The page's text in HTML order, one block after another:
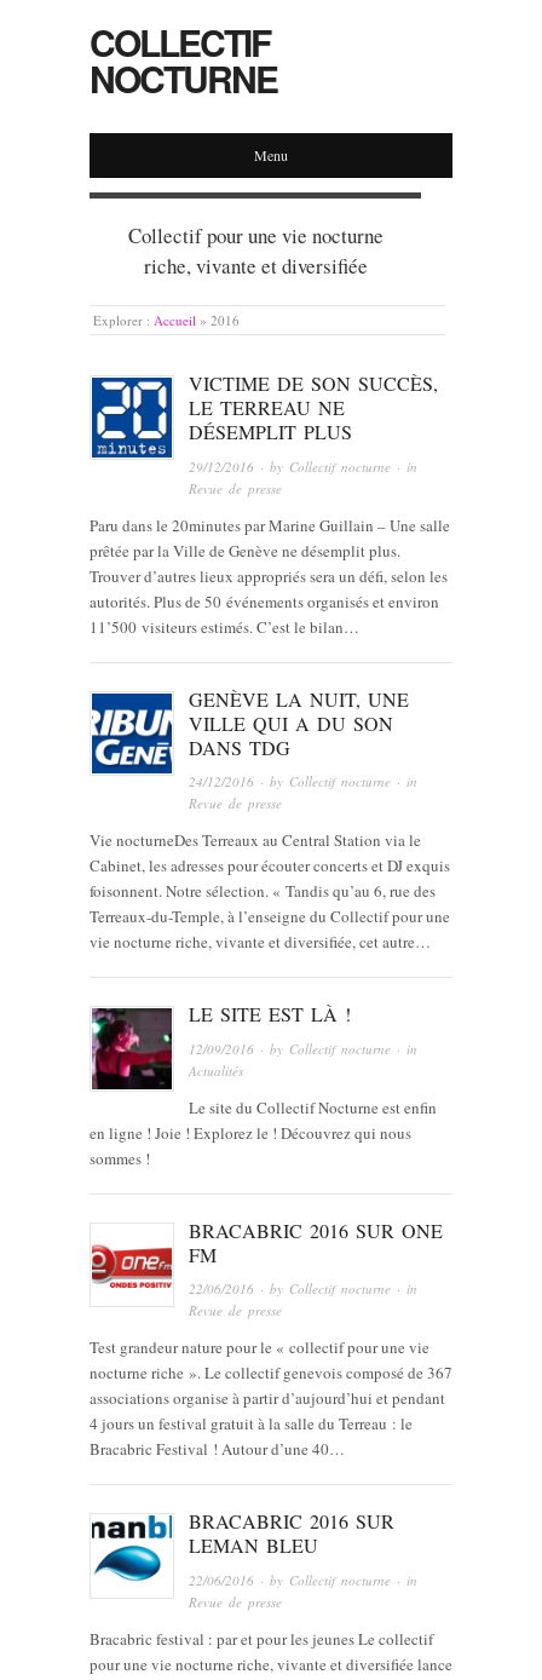
COLLECTIF
NOCTURNE
Menu
Collectif pour une vie nocturne
riche, vivante et diversifiée
Explorer : Accueil » 2016
VICTIME DE SON SUCCÈS,
LE TERREAU NE
DÉSEMPLIT PLUS
29/12/2016 · by Collectif nocturne · in
Revue de presse
Paru dans le 20minutes par Marine Guillain – Une salle
prêtée par la Ville de Genève ne désemplit plus.
Trouver d’autres lieux appropriés sera un défi, selon les
autorités. Plus de 50 événements organisés et environ
11’500 visiteurs estimés. C’est le bilan…
GENÈVE LA NUIT, UNE
VILLE QUI A DU SON
DANS TDG
24/12/2016 · by Collectif nocturne · in
Revue de presse
Vie nocturneDes Terreaux au Central Station via le
Cabinet, les adresses pour écouter concerts et DJ exquis
foisonnent. Notre sélection. « Tandis qu’au 6, rue des
Terreaux-du-Temple, à l’enseigne du Collectif pour une
vie nocturne riche, vivante et diversifiée, cet autre…
LE SITE EST LÀ !
12/09/2016 · by Collectif nocturne · in
Actualités
Le site du Collectif Nocturne est enfin
en ligne ! Joie ! Explorez le ! Découvrez qui nous
sommes !
BRACABRIC 2016 SUR ONE
FM
22/06/2016 · by Collectif nocturne · in
Revue de presse
Test grandeur nature pour le « collectif pour une vie
nocturne riche ». Le collectif genevois composé de 367
associations organise à partir d’aujourd’hui et pendant
4 jours un festival gratuit à la salle du Terreau : le
Bracabric Festival ! Autour d’une 40…
BRACABRIC 2016 SUR
LEMAN BLEU
22/06/2016 · by Collectif nocturne · in
Revue de presse
Bracabric festival : par et pour les jeunes Le collectif
pour une vie nocturne riche, vivante et diversifiée lance